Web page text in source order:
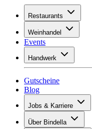
Restaurants
Übersicht
Bankette &
Dolcezze
Weinhandel
Übersicht
Sortiment
Weinwissen
Events
Handwerk
Übersicht
Gipsen
Malern
Gutscheine
Blog
Jobs & Karriere
Übersicht
Offene Stellen
Über Bindella